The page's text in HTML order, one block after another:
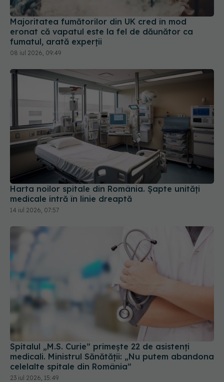
Majoritatea fumătorilor din UK cred în mod
eronat că vapatul este la fel de dăunător ca
fumatul, arată experții
08 iul 2026, 09:49
Harta noilor spitale din România. Șapte unități
medicale intră în linie dreaptă
14 iul 2026, 07:57
Spitalul „M.S. Curie” primește 22 de asistenți
medicali. Ministrul Sănătății: „Nu putem abandona
celelalte spitale din România”
23 iul 2026, 15:49